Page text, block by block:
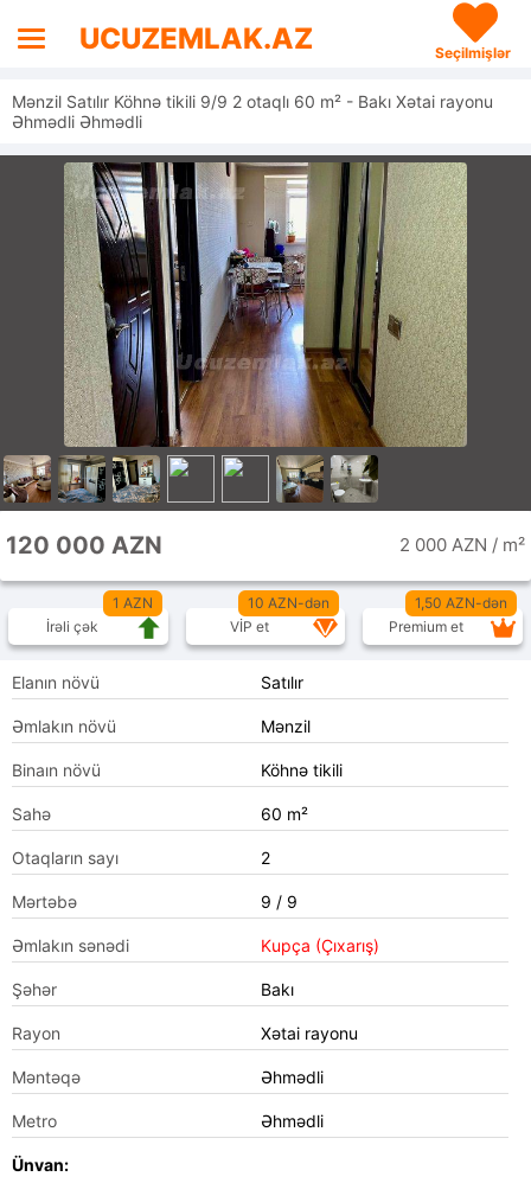
UCUZEMLAK.AZ Seçilmişlər
Mənzil Satılır Köhnə tikili 9/9 2 otaqlı 60 m² - Bakı Xətai rayonu
Əhmədli Əhmədli
120 000 AZN 2 000 AZN / m²
1 AZN
İrəli çək
10 AZN-dən
VİP et
1,50 AZN-dən
Premium et
Elanın növü Satılır
Əmlakın növü Mənzil
Binaın növü Köhnə tikili
Sahə 60 m²
Otaqların sayı 2
Mərtəbə 9 / 9
Əmlakın sənədi Kupça (Çıxarış)
Şəhər Bakı
Rayon Xətai rayonu
Məntəqə Əhmədli
Metro Əhmədli
Ünvan: